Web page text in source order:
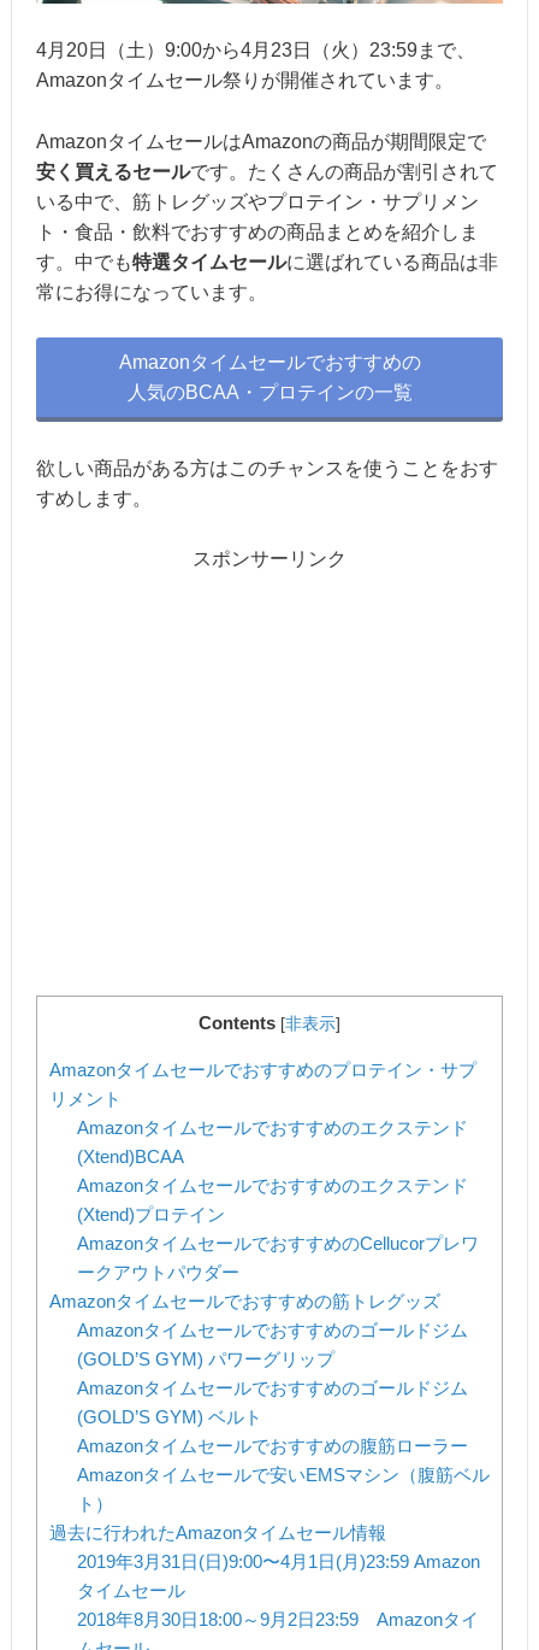
4月20日（土）9:00から4月23日（火）23:59まで、
Amazonタイムセール祭りが開催されています。
AmazonタイムセールはAmazonの商品が期間限定で
安く買えるセールです。たくさんの商品が割引されて
いる中で、筋トレグッズやプロテイン・サプリメン
ト・食品・飲料でおすすめの商品まとめを紹介しま
す。中でも特選タイムセールに選ばれている商品は非
常にお得になっています。
Amazonタイムセールでおすすめの
人気のBCAA・プロテインの一覧
欲しい商品がある方はこのチャンスを使うことをおす
すめします。
スポンサーリンク
Contents [非表示]
Amazonタイムセールでおすすめのプロテイン・サプ
リメント
Amazonタイムセールでおすすめのエクステンド
(Xtend)BCAA
Amazonタイムセールでおすすめのエクステンド
(Xtend)プロテイン
AmazonタイムセールでおすすめのCellucorプレワ
ークアウトパウダー
Amazonタイムセールでおすすめの筋トレグッズ
Amazonタイムセールでおすすめのゴールドジム
(GOLD’S GYM) パワーグリップ
Amazonタイムセールでおすすめのゴールドジム
(GOLD’S GYM) ベルト
Amazonタイムセールでおすすめの腹筋ローラー
Amazonタイムセールで安いEMSマシン（腹筋ベル
ト）
過去に行われたAmazonタイムセール情報
2019年3月31日(日)9:00〜4月1日(月)23:59 Amazon
タイムセール
2018年8月30日18:00～9月2日23:59 Amazonタイ